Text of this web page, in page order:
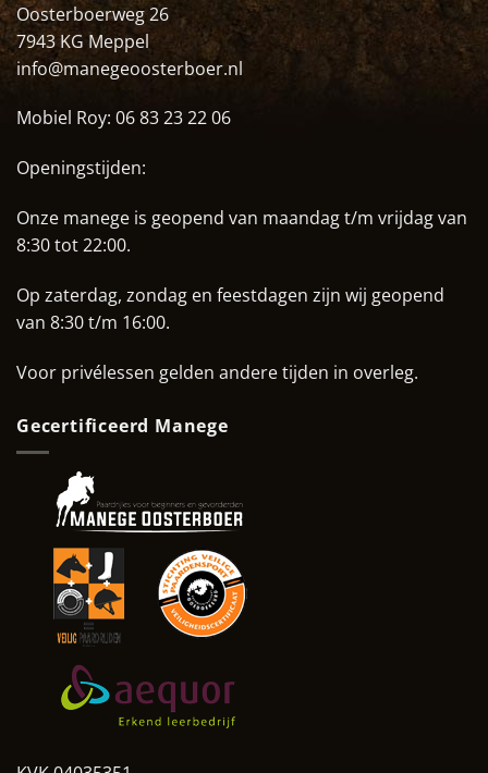
Oosterboerweg 26
7943 KG Meppel
info@manegeoosterboer.nl
Mobiel Roy: 06 83 23 22 06
Openingstijden:
Onze manege is geopend van maandag t/m vrijdag van
8:30 tot 22:00.
Op zaterdag, zondag en feestdagen zijn wij geopend
van 8:30 t/m 16:00.
Voor privélessen gelden andere tijden in overleg.
Gecertificeerd Manege